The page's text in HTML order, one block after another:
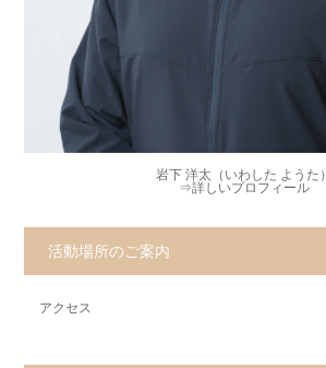
岩下 洋太（いわした ようた）
⇒詳しいプロフィール
活動場所のご案内
アクセス